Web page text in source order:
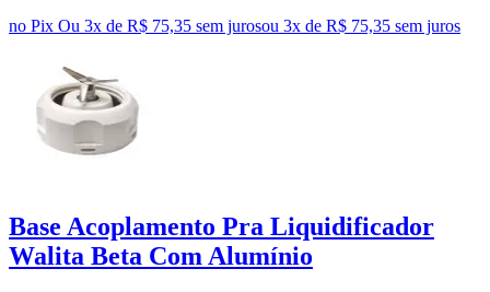
no Pix Ou 3x de R$ 75,35 sem jurosou 3x de R$ 75,35 sem juros
Base Acoplamento Pra Liquidificador
Walita Beta Com Alumínio